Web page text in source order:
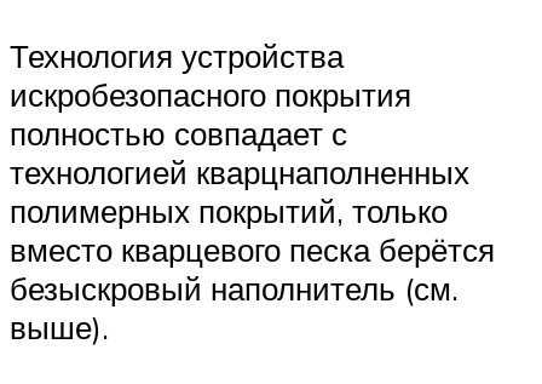
Технология устройства
искробезопасного покрытия
полностью совпадает с
технологией кварцнаполненных
полимерных покрытий, только
вместо кварцевого песка берётся
безыскровый наполнитель (см.
выше).